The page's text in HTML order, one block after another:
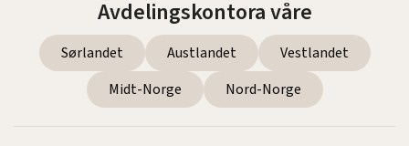
Avdelingskontora våre
Sørlandet Austlandet
Vestlandet
Midt-Norge
Nord-Norge